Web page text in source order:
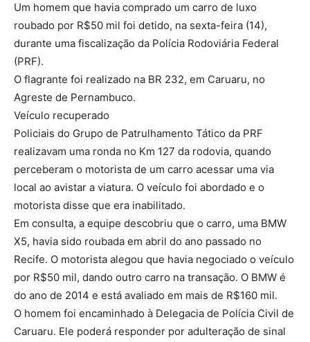
Um homem que havia comprado um carro de luxo
roubado por R$50 mil foi detido, na sexta-feira (14),
durante uma fiscalização da Polícia Rodoviária Federal
(PRF).
O flagrante foi realizado na BR 232, em Caruaru, no
Agreste de Pernambuco.
Veículo recuperado
Policiais do Grupo de Patrulhamento Tático da PRF
realizavam uma ronda no Km 127 da rodovia, quando
perceberam o motorista de um carro acessar uma via
local ao avistar a viatura. O veículo foi abordado e o
motorista disse que era inabilitado.
Em consulta, a equipe descobriu que o carro, uma BMW
X5, havia sido roubada em abril do ano passado no
Recife. O motorista alegou que havia negociado o veículo
por R$50 mil, dando outro carro na transação. O BMW é
do ano de 2014 e está avaliado em mais de R$160 mil.
O homem foi encaminhado à Delegacia de Polícia Civil de
Caruaru. Ele poderá responder por adulteração de sinal